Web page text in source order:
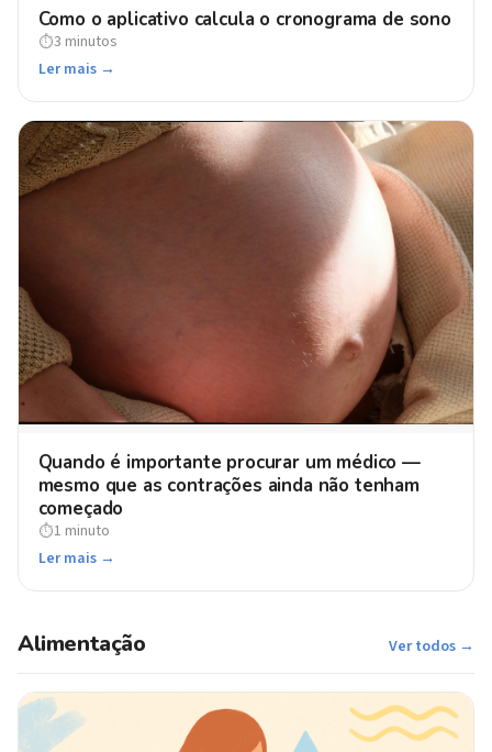
Como o aplicativo calcula o cronograma de sono
⏱3 minutos
Ler mais →
Quando é importante procurar um médico —
mesmo que as contrações ainda não tenham
começado
⏱1 minuto
Ler mais →
Alimentação Ver todos →